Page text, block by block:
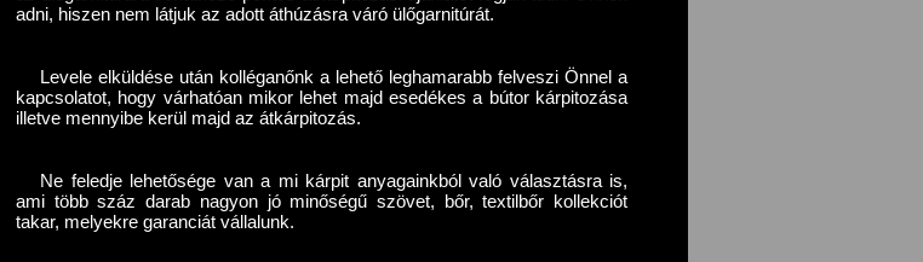
adni, hiszen nem látjuk az adott áthúzásra váró ülőgarnitúrát.
Levele elküldése után kolléganőnk a lehető leghamarabb felveszi Önnel a
kapcsolatot, hogy várhatóan mikor lehet majd esedékes a bútor kárpitozása
illetve mennyibe kerül majd az átkárpitozás.
Ne feledje lehetősége van a mi kárpit anyagainkból való választásra is,
ami több száz darab nagyon jó minőségű szövet, bőr, textilbőr kollekciót
takar, melyekre garanciát vállalunk.